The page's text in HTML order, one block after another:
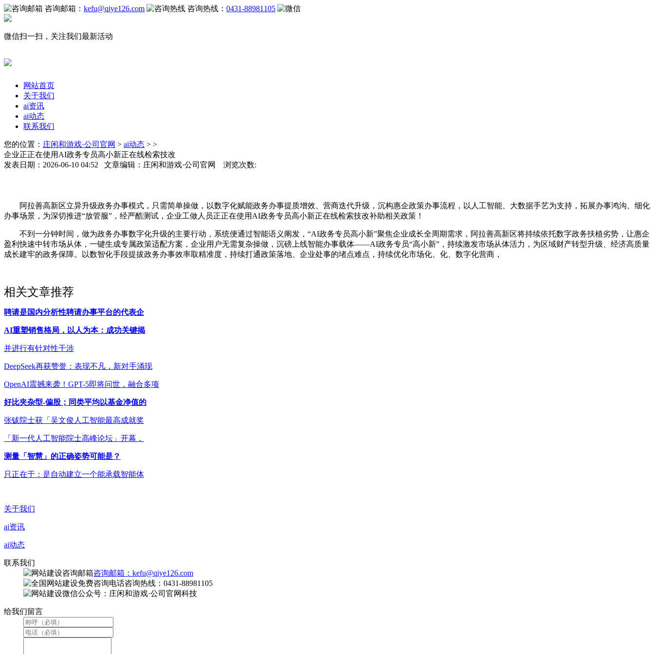
咨询邮箱： kefu@qiye126.com 咨询热线： 0431-88981105
微信扫一扫，关注我们最新活动
网站首页
关于我们
ai资讯
ai动态
联系我们
您的位置： 庄闲和游戏·公司官网 > ai动态 > >
企业正正在使用AI政务专员高小新正在线检索技改
发表日期：2026-06-10 04:52 文章编辑：庄闲和游戏·公司官网 浏览次数:
阿拉善高新区立异升级政务办事模式，只需简单操做，以数字化赋能政务办事提质增效、营商迭代升级，沉构惠企政策办事流程，以人工智能、大数据手艺为支持，拓展办事鸿沟、细化
办事场景，为深切推进“放管服”，经严酷测试，企业工做人员正正在使用AI政务专员高小新正在线检索技改补助相关政策！
不到一分钟时间，做为政务办事数字化升级的主要行动，系统便通过智能语义阐发，“AI政务专员高小新”聚焦企业成长全周期需求，阿拉善高新区将持续依托数字政务扶植劣势，让惠企
盈利快速中转市场从体，一键生成专属政策适配方案，企业用户无需复杂操做，沉磅上线智能办事载体——AI政务专员“高小新”，持续激发市场从体活力，为区域财产转型升级、经济高质量
成长建牢的政务保障。以数智化手段提拔政务办事效率取精准度，持续打通政策落地、企业处事的堵点难点，持续优化市场化、化、数字化营商，
相关文章推荐
聘请是国内分析性聘请办事平台的代表企
AI重塑销售格局，以人为本：成功关键揭
并进行有针对性干涉
DeepSeek再获赞誉：表现不凡，新对手涌现
OpenAI震撼来袭！GPT-5即将问世，融合多项
好比夹杂型-偏股；同类平均以基金净值的
张钹院士获「吴文俊人工智能最高成就奖
「新一代人工智能院士高峰论坛」开幕，
测量「智慧」的正确姿势可能是？
只正在于：是自动建立一个能承载智能体
关于我们
ai资讯
ai动态
联系我们
咨询邮箱：kefu@qiye126.com
咨询热线：0431-88981105
微信公众号：庄闲和游戏·公司官网科技
给我们留言